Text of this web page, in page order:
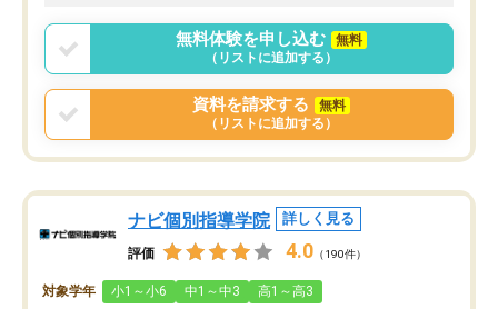
無料体験を申し込む
無料
（リストに追加する）
資料を請求する
無料
（リストに追加する）
ナビ個別指導学院 詳しく見る
評価 4.0 （190件）
対象学年 小1～小6 中1～中3 高1～高3